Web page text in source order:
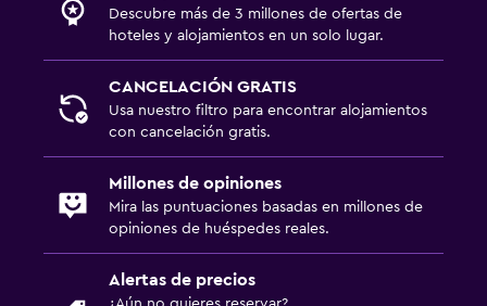
Descubre más de 3 millones de ofertas de
hoteles y alojamientos en un solo lugar.
CANCELACIÓN GRATIS
Usa nuestro filtro para encontrar alojamientos
con cancelación gratis.
Millones de opiniones
Mira las puntuaciones basadas en millones de
opiniones de huéspedes reales.
Alertas de precios